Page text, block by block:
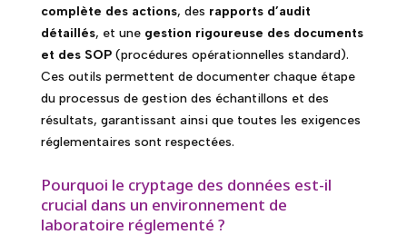
complète des actions, des rapports d’audit
détaillés, et une gestion rigoureuse des documents
et des SOP(procédures opérationnelles standard).
Ces outils permettent de documenter chaque étape
du processus de gestion des échantillons et des
résultats, garantissant ainsi que toutes les exigences
réglementaires sont respectées.
Pourquoi le cryptage des données est-il
crucial dans un environnement de
laboratoire réglementé ?